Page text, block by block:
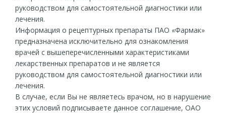
руководством для самостоятельной диагностики или
лечения.
Информация о рецептурных препараты ПАО «Фармак»
предназначена исключительно для ознакомления
врачей с вышеперечисленными характеристиками
лекарственных препаратов и не является
руководством для самостоятельной диагностики или
лечения.
В случае, если Вы не являетесь врачом, но в нарушение
этих условий подписываете данное соглашение, ОАО